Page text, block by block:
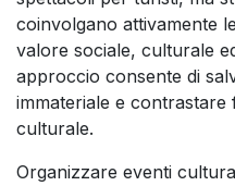
coinvolgano attivamente
valore sociale, culturale
approccio consente di
immateriale e contrastare
culturale.
Organizzare eventi